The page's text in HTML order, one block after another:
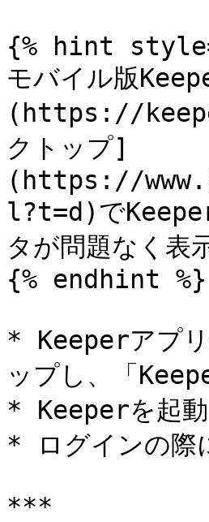
{% hint
モバイル版
(https://
クトップ]
(https://
l?t=d)でKeeper
タが問題なく表
{% endhint %}
* Keeperアプ
ップし、「
* Keeperを起動
* ログインの際
***